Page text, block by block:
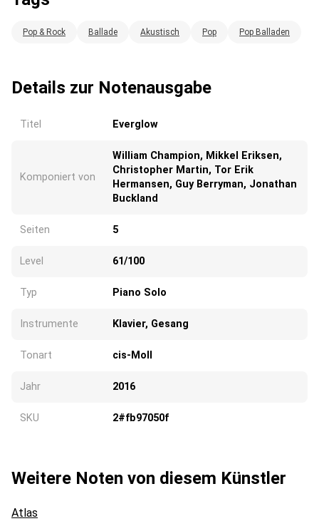
Pop & Rock Ballade Akustisch Pop Pop Balladen
Details zur Notenausgabe
Titel Everglow
Komponiert von
William Champion, Mikkel Eriksen,
Christopher Martin, Tor Erik
Hermansen, Guy Berryman, Jonathan
Buckland
Seiten 5
Level 61/100
Typ Piano Solo
Instrumente Klavier, Gesang
Tonart cis-Moll
Jahr 2016
SKU 2#fb97050f
Weitere Noten von diesem Künstler
Atlas